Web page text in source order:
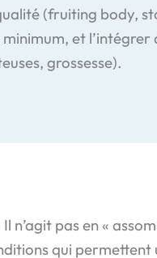
(fruiting body,
et
grossesse).
n’agit pas en «
qui